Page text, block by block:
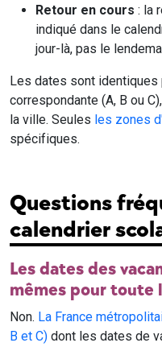
Retour en cours : la
indiqué dans le
jour-là, pas le
Les dates sont
correspondante (A, B ou
la ville. Seules les zones
spécifiques.
Questions
calendrier
Les dates des
mêmes pour toute
Non. La France
B et C) dont les dates de